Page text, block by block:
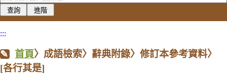
:::
首頁〉成語檢索〉辭典附錄〉修訂本參考資料〉
[各行其是]